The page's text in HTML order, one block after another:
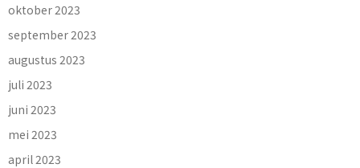
oktober 2023
september 2023
augustus 2023
juli 2023
juni 2023
mei 2023
april 2023